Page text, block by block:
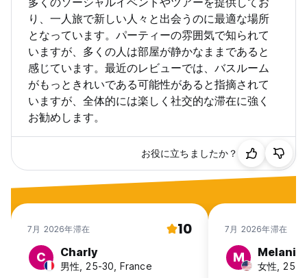
り、一人旅で新しい人々と出会うのに最適な場所
となっています。パーティーの雰囲気で知られて
いますが、多くの人は部屋が静かなままであると
感じています。最近のレビューでは、バスルーム
がもっときれいである可能性があると指摘されて
いますが、全体的には楽しく社交的な滞在に強く
お勧めします。
お役に立ちましたか？
7月 2026年滞在 10
C Charly
男性, 25-30, France
7月 2026年滞在
M Melanie
女性, 25-